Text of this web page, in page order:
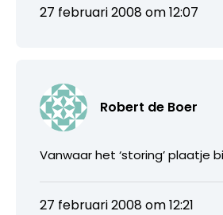
27 februari 2008 om 12:07
Robert de Boer
Vanwaar het ‘storing’ plaatje
27 februari 2008 om 12:21